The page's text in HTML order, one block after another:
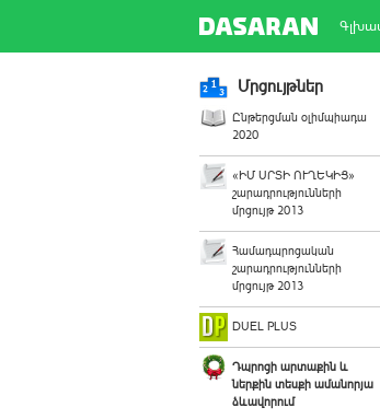
Մրցույթներ
Ընթերցման օլիմպիադա
2020
«ԻՄ ՍՐՏԻ ՈՒՂԵԿԻՑ»
շարադրությունների
մրցույթ 2013
Համադպրոցական
շարադրությունների
մրցույթ 2013
DUEL PLUS
Դպրոցի արտաքին և
ներքին տեսքի ամանորյա
ձևավորում